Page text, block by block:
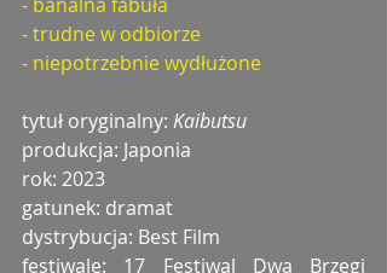
- trudne w odbiorze
- niepotrzebnie wydłużone
tytuł oryginalny: Kaibutsu
produkcja: Japonia
rok: 2023
gatunek: dramat
dystrybucja: Best Film
festiwale: 17 Festiwal Dwa Brzegi